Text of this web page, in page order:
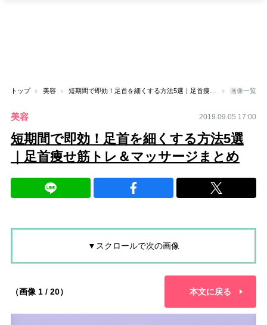
トップ 美容 短期間で即効！足首を細くする方法5選｜足首痩せ筋トレ＆マッサージまとめ 画像一覧
美容 2019.09.05 17:00
短期間で即効！足首を細くする方法5選
｜足首痩せ筋トレ＆マッサージまとめ
▼スクロールで次の画像
（画像 1 / 20） 本文に戻る